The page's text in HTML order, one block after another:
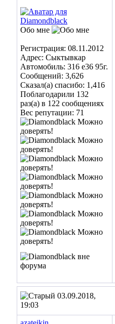
Обо мне
Регистрация: 08.11.2012
Адрес: Сыктывкар
Автомобиль: 316 e36 95г.
Сообщений: 3,626
Сказал(а) спасибо: 1,416
Поблагодарили 132
раз(а) в 122 сообщениях
Вес репутации: 71
03.09.2018,
19:03